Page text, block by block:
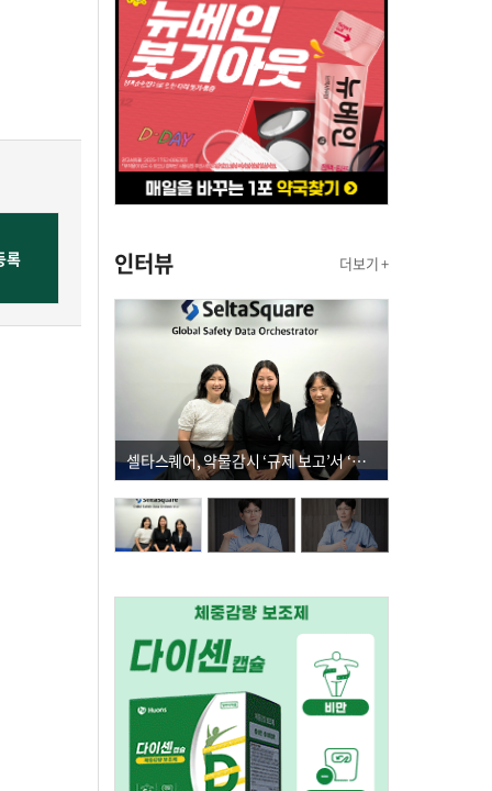
인터뷰 더보기 +
셀타스퀘어, 약물감시 ‘규제 보고’서 ‘데이터 의사결정’으로 "PVX 전환 요구 커진다"